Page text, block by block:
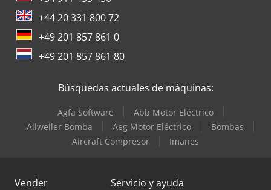
+44 20 331 800 72
+49 201 857 861 0
+49 201 857 861 80
Búsquedas actuales de máquinas:
Agfa Software
Abb Motor Eléctrico
Allweiler Bomba
Aeg Motor Eléctrico
Bombas
Aircraft Compresor
Imanes
Vender Servicio y ayuda